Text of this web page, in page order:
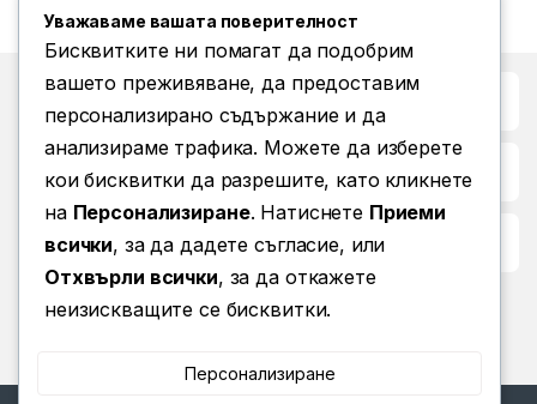
Бърз достъп до
Повече информация
Условия за ползване
Уважаваме вашата поверителност
Бисквитките ни помагат да подобрим
вашето преживяване, да предоставим
персонализирано съдържание и да
анализираме трафика. Можете да изберете
кои бисквитки да разрешите, като кликнете
на Персонализиране. Натиснете Приеми
всички, за да дадете съгласие, или
Отхвърли всички, за да откажете
неизискващите се бисквитки.
Персонализиране